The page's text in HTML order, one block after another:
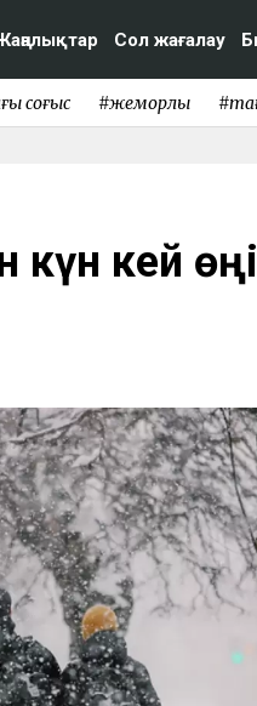
Сол жағалау
соғыс #жемқорлық
күн кей